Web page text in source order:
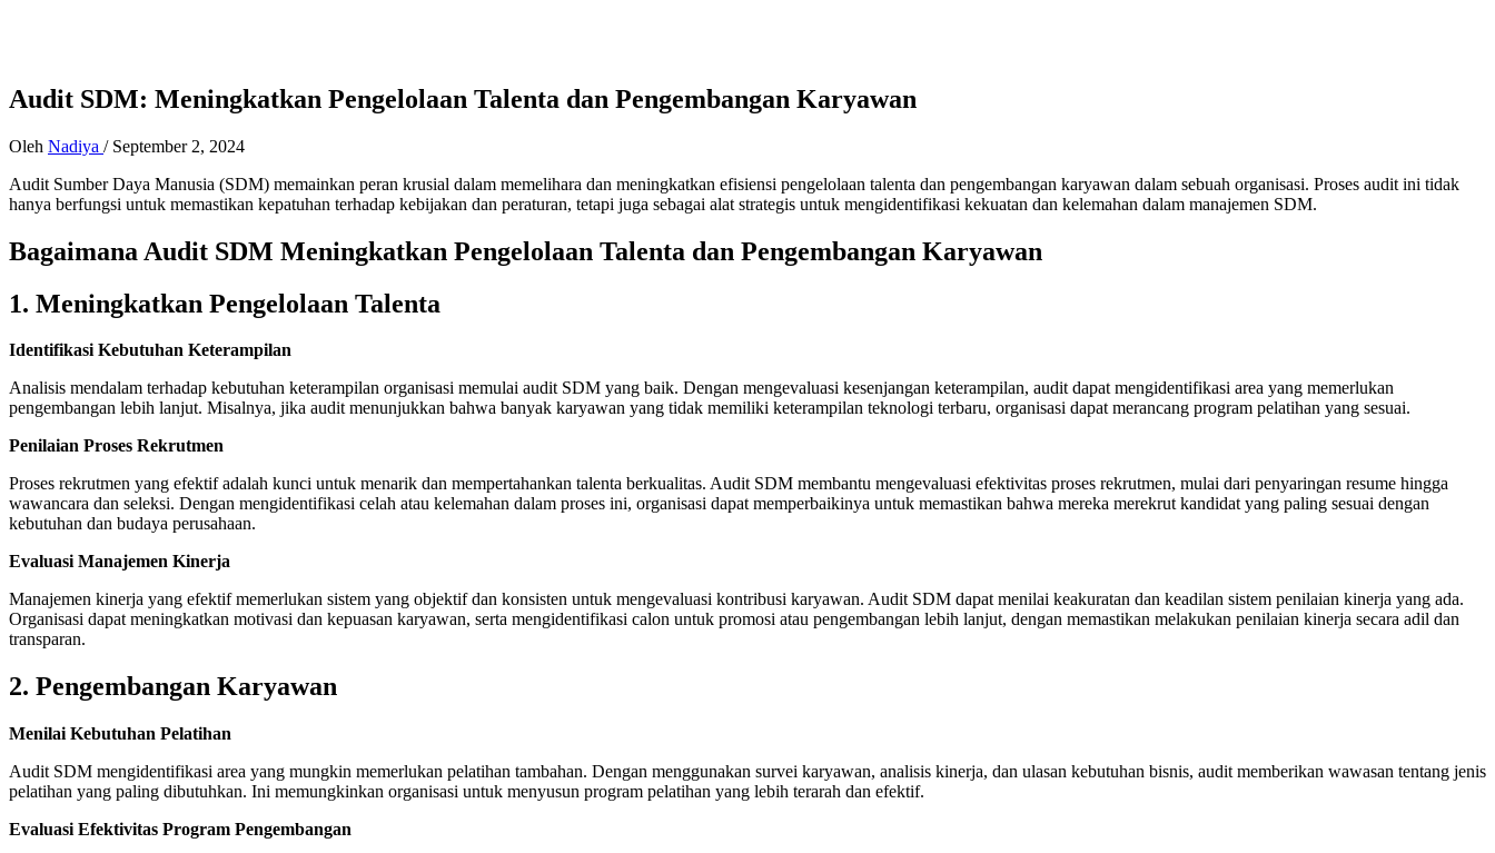
Audit SDM: Meningkatkan Pengelolaan Talenta dan Pengembangan Karyawan
Oleh Nadiya / September 2, 2024
Audit Sumber Daya Manusia (SDM) memainkan peran krusial dalam memelihara dan meningkatkan efisiensi pengelolaan talenta dan pengembangan karyawan dalam sebuah organisasi. Proses audit ini tidak
hanya berfungsi untuk memastikan kepatuhan terhadap kebijakan dan peraturan, tetapi juga sebagai alat strategis untuk mengidentifikasi kekuatan dan kelemahan dalam manajemen SDM.
Bagaimana Audit SDM Meningkatkan Pengelolaan Talenta dan Pengembangan Karyawan
1. Meningkatkan Pengelolaan Talenta
Identifikasi Kebutuhan Keterampilan
Analisis mendalam terhadap kebutuhan keterampilan organisasi memulai audit SDM yang baik. Dengan mengevaluasi kesenjangan keterampilan, audit dapat mengidentifikasi area yang memerlukan
pengembangan lebih lanjut. Misalnya, jika audit menunjukkan bahwa banyak karyawan yang tidak memiliki keterampilan teknologi terbaru, organisasi dapat merancang program pelatihan yang sesuai.
Penilaian Proses Rekrutmen
Proses rekrutmen yang efektif adalah kunci untuk menarik dan mempertahankan talenta berkualitas. Audit SDM membantu mengevaluasi efektivitas proses rekrutmen, mulai dari penyaringan resume hingga
wawancara dan seleksi. Dengan mengidentifikasi celah atau kelemahan dalam proses ini, organisasi dapat memperbaikinya untuk memastikan bahwa mereka merekrut kandidat yang paling sesuai dengan
kebutuhan dan budaya perusahaan.
Evaluasi Manajemen Kinerja
Manajemen kinerja yang efektif memerlukan sistem yang objektif dan konsisten untuk mengevaluasi kontribusi karyawan. Audit SDM dapat menilai keakuratan dan keadilan sistem penilaian kinerja yang ada.
Organisasi dapat meningkatkan motivasi dan kepuasan karyawan, serta mengidentifikasi calon untuk promosi atau pengembangan lebih lanjut, dengan memastikan melakukan penilaian kinerja secara adil dan
transparan.
2. Pengembangan Karyawan
Menilai Kebutuhan Pelatihan
Audit SDM mengidentifikasi area yang mungkin memerlukan pelatihan tambahan. Dengan menggunakan survei karyawan, analisis kinerja, dan ulasan kebutuhan bisnis, audit memberikan wawasan tentang jenis
pelatihan yang paling dibutuhkan. Ini memungkinkan organisasi untuk menyusun program pelatihan yang lebih terarah dan efektif.
Evaluasi Efektivitas Program Pengembangan